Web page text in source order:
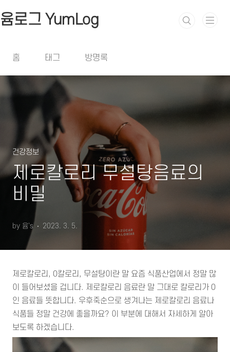
윰로그 YumLog
홈 태그 방명록
건강정보
제로칼로리 무설탕음료의
비밀
by 윰's 2023. 3. 5.
제로칼로리, 0칼로리, 무설탕이란 말 요즘 식품산업에서 정말 많
이 들어보셨을 겁니다. 제로칼로리 음료란 말 그대로 칼로리가 0
인 음료들 뜻합니다. 우후죽순으로 생겨나는 제로칼로리 음료나
식품들 정말 건강에 좋을까요? 이 부분에 대해서 자세하게 알아
보도록 하겠습니다.